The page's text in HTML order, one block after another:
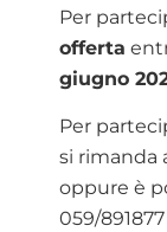
Per
offerta
giugno
Per
si rimanda
oppure è
059/